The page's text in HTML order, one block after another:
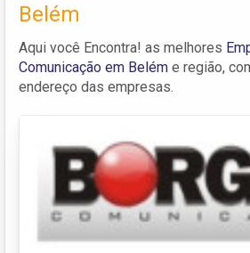
Belém
Aqui você Encontra! as melhores
Comunicação em Belém e região,
endereço das empresas.